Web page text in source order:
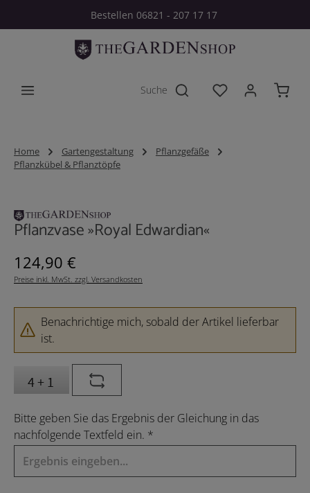
Zum Hauptinhalt springenBestellen 06821 - 207 17 17
Du hast 0
Home Gartengestaltung
Pflanzgefäße
Pflanzkübel & Pflanztöpfe
Pflanzvase »Royal Edwardian«
Regulärer Preis:
124,90 €
Preise inkl. MwSt. zzgl. Versandkosten
Benachrichtige mich, sobald der Artikel lieferbar
ist.
Bitte geben Sie das Ergebnis der Gleichung in das
nachfolgende Textfeld ein. *